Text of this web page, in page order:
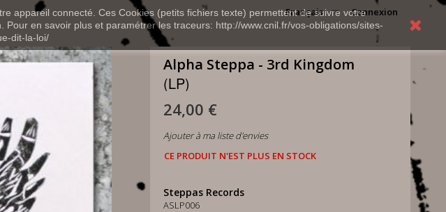
appareil connecté. Ces Cookies (petits fichiers texte) permettent de suivre votre
en savoir plus et paramétrer les traceurs: http://www.cnil.fr/vos-obligations/sites-
dit-la-loi/
Connexion
Français
Alpha Steppa - 3rd Kingdom
(LP)
24,00 €
Ajouter à ma liste d'envies
CE PRODUIT N'EST PLUS EN STOCK
Steppas Records
ASLP006